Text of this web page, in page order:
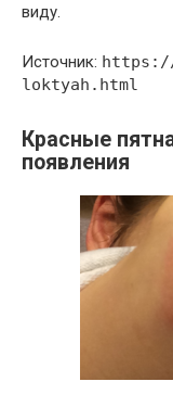
виду.
Источник: https://
loktyah.html
Красные
появления